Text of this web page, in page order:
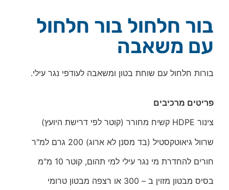
בור חלחול בור חלחול
עם משאבה
בורות חלחול עם שוחת בטון ומשאבה לעודפי נגר עילי.
פריטים מרכיבים
צינור HDPE קשיח מחורר (קוטר לפי דרישת היועץ)
שרוול גיאוטקסטיל (בד מסנן לא ארוג) 200 גרם למ"ר
חורים להחדרת מי נגר עילי למי תהום, קוטר 10 מ"מ
בסיס מבטון מזוין ב – 300 או רצפה מבטון טרומי